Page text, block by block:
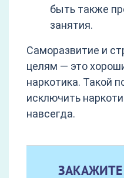
быть также
занятия.
Саморазвитие и
целям — это
наркотика. Такой
исключить
навсегда.